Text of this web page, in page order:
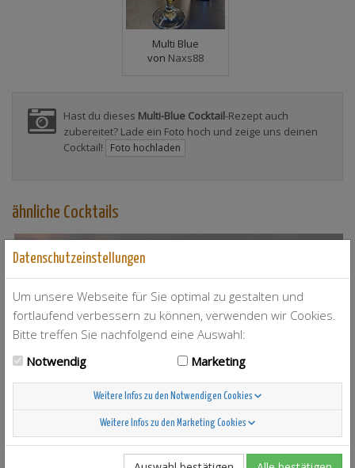
Multi Blue
von Naxs88
Hast du dieses Multi-Blue Cocktail-Rezept auch
zubereitet? Lade ein Foto hoch und zeige uns deinen
Cocktail!
Foto hochladen
ähnliche Cocktails
Remember The Rabbit
Datenschutzeinstellungen
Um unsere Webseite für Sie optimal zu gestalten und
fortlaufend verbessern zu können, verwenden wir Cookies.
Bitte treffen Sie nachfolgend eine Auswahl:
Notwendig
Marketing
Weitere Infos zu den Notwendigen Cookies
Weitere Infos zu den Marketing Cookies